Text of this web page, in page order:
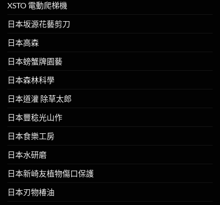
XSTO 電動爬梯機
日本坂源花藝剪刀
日本高森
日本螃蟹牌園藝
日本森林科學
日本道灌 除草太郎
日本豐稔光山作
日本食樂工房
日本水研磨
日本新崎友植物傷口保護
日本刃物椿油